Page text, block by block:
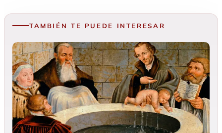
TAMBIÉN TE PUEDE INTERESAR